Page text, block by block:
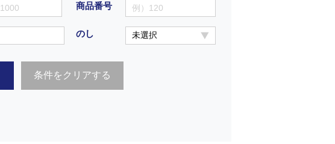
商品番号
のし
条件をクリアする